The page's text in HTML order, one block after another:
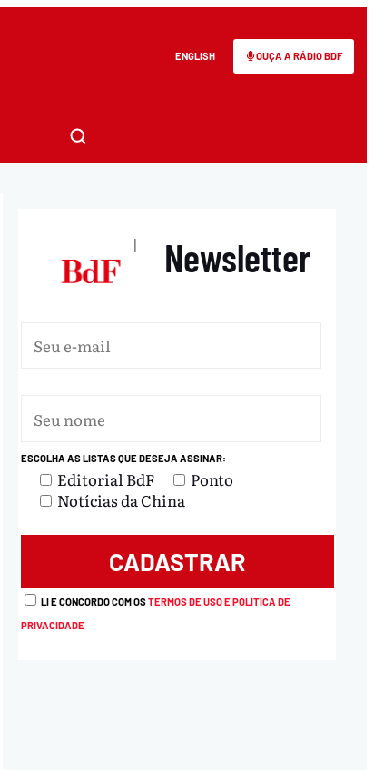
ENGLISH OUÇA A RÁDIO BDF
| Newsletter
ESCOLHA AS LISTAS QUE DESEJA ASSINAR:
Editorial BdF
Ponto
Notícias da China
LI E CONCORDO COM OSTERMOS DE USO E POLÍTICA DE
PRIVACIDADE